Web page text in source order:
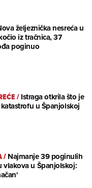
željeznička nesreća u
iz tračnica, 37
poginuo
/Istraga otkrila što je
u Španjolskoj
/Najmanje 39 poginulih
vlakova u Španjolskoj: